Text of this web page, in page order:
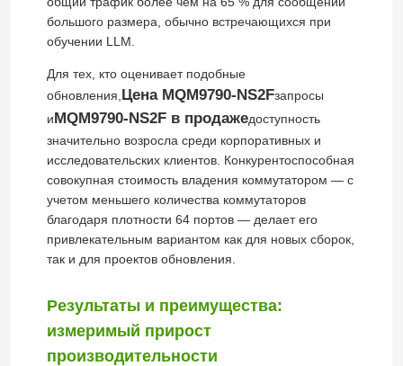
Оптический приемопередача модуль
Переключатель сети Mellanox
Карта сети Mellanox
Cable Mellanox
Сетевой коммутатор Nvidia
большого размера, обычно встречающихся при
обучении LLM.
Для тех, кто оценивает подобные
обновления, Цена MQM9790-NS2Fзапросы
иMQM9790-NS2F в продажедоступность
значительно возросла среди корпоративных и
исследовательских клиентов. Конкурентоспособная
совокупная стоимость владения коммутатором — с
учетом меньшего количества коммутаторов
благодаря плотности 64 портов — делает его
привлекательным вариантом как для новых сборок,
так и для проектов обновления.
Результаты и преимущества:
измеримый прирост
производительности